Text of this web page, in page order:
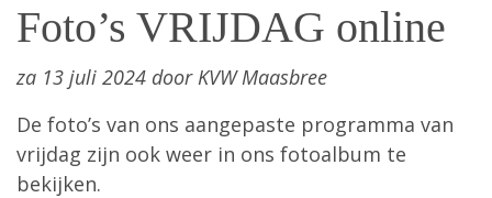
Foto’s VRIJDAG online
za 13 juli 2024 door KVW Maasbree
De foto’s van ons aangepaste programma van
vrijdag zijn ook weer in ons fotoalbum te
bekijken.